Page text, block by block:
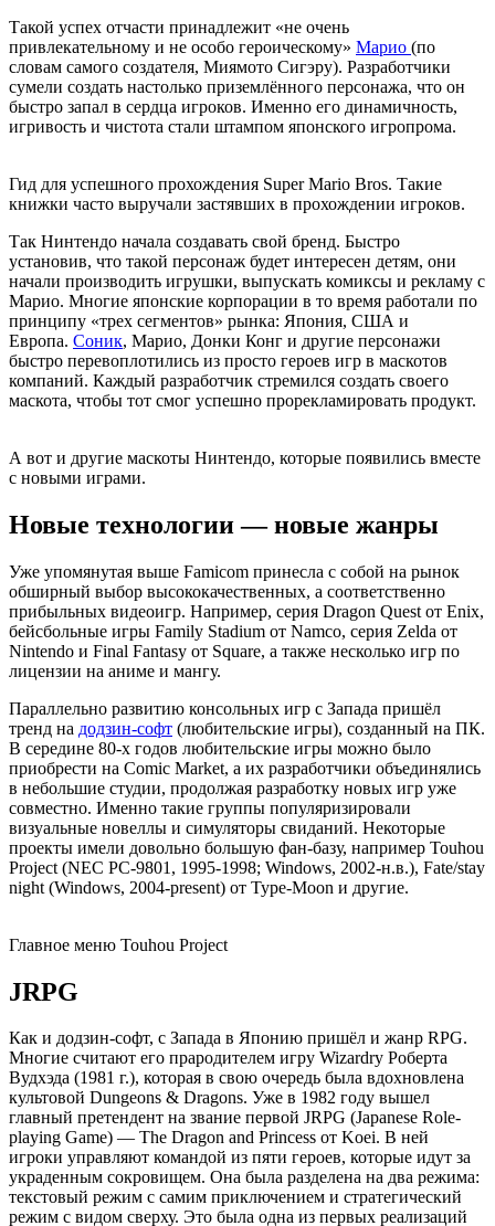
Такой успех отчасти принадлежит «не очень
привлекательному и не особо героическому» Марио (по
словам самого создателя, Миямото Сигэру). Разработчики
сумели создать настолько приземлённого персонажа, что он
быстро запал в сердца игроков. Именно его динамичность,
игривость и чистота стали штампом японского игропрома.
Гид для успешного прохождения Super Mario Bros. Такие
книжки часто выручали застявших в прохождении игроков.
Так Нинтендо начала создавать свой бренд. Быстро
установив, что такой персонаж будет интересен детям, они
начали производить игрушки, выпускать комиксы и рекламу с
Марио. Многие японские корпорации в то время работали по
принципу «трех сегментов» рынка: Япония, США и
Европа. Соник, Марио, Донки Конг и другие персонажи
быстро перевоплотились из просто героев игр в маскотов
компаний. Каждый разработчик стремился создать своего
маскота, чтобы тот смог успешно прорекламировать продукт.
А вот и другие маскоты Нинтендо, которые появились вместе
с новыми играми.
Новые технологии — новые жанры
Уже упомянутая выше Famicom принесла с собой на рынок
обширный выбор высококачественных, а соответственно
прибыльных видеоигр. Например, серия Dragon Quest от Enix,
бейсбольные игры Family Stadium от Namco, серия Zelda от
Nintendo и Final Fantasy от Square, а также несколько игр по
лицензии на аниме и мангу.
Параллельно развитию консольных игр с Запада пришёл
тренд на додзин-софт (любительские игры), созданный на ПК.
В середине 80-х годов любительские игры можно было
приобрести на Comic Market, а их разработчики объединялись
в небольшие студии, продолжая разработку новых игр уже
совместно. Именно такие группы популяризировали
визуальные новеллы и симуляторы свиданий. Некоторые
проекты имели довольно большую фан-базу, например Touhou
Project (NEC PC-9801, 1995-1998; Windows, 2002-н.в.), Fate/stay
night (Windows, 2004-present) от Type-Moon и другие.
Главное меню Touhou Project
JRPG
Как и додзин-софт, с Запада в Японию пришёл и жанр RPG.
Многие считают его прародителем игру Wizardry Роберта
Вудхэда (1981 г.), которая в свою очередь была вдохновлена
культовой Dungeons & Dragons. Уже в 1982 году вышел
главный претендент на звание первой JRPG (Japanese Role-
playing Game) — The Dragon and Princess от Koei. В ней
игроки управляют командой из пяти героев, которые идут за
украденным сокровищем. Она была разделена на два режима:
текстовый режим с самим приключением и стратегический
режим с видом сверху. Это была одна из первых реализаций